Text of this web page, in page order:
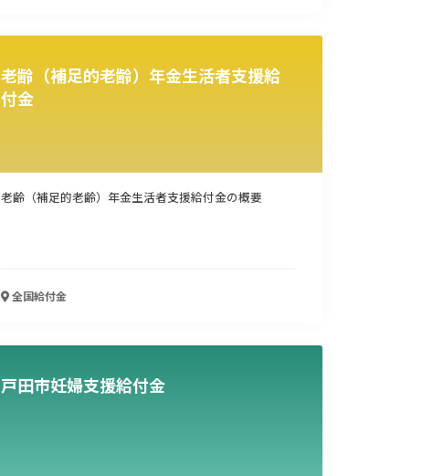
老齢（補足的老齢）年金生活者支援給
付金
老齢（補足的老齢）年金生活者支援給付金の概要
全国給付金
戸田市妊婦支援給付金